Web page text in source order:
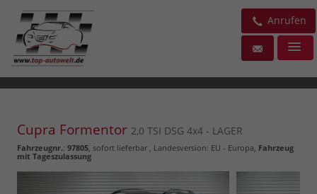
Anrufen
Cupra Formentor 2,0 TSI DSG 4x4 - LAGER
Fahrzeugnr.: 97805 sofort lieferbar , Landesversion: EU - Europa, Fahrzeug
mit Tageszulassung